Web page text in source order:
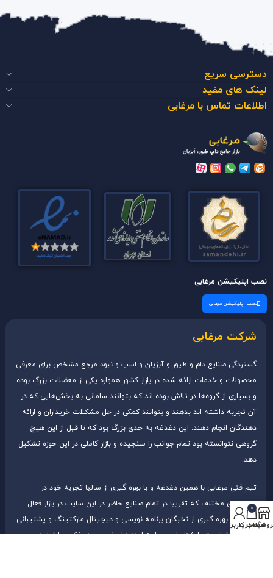
دسترسی سریع
لینک های مفید
اطلاعات تماس با مرغابی
نصب اپلیکیشن مرغابی
نصب اپلیکیشن مرغابی
شرکت مرغابی
گستردگی صنایع دام و طیور و آبزیان و اسب و نبود مرجع مشخص برای معرفی
محصولات و خدمات ارائه شده در بازار کشور همواره یکی از معضلات بزرگ بوده
و بسیاری از گروه‌ها در تلاش بوده اند که بتوانند سامانی به بخش‌هایی که در
آن تجربه داشته اند بدهند و بتوانند کمکی در حل مشکلات خریداران و ارائه
دهندگان انجام دهند. این دغدغه به حدی بزرگ بود که تا قبل از این هیچ
گروهی نتوانسته بود تمام جوانب را سنجیده و بازار کاملی در این حوزه تشکیل
دهد.
تیم فنی مرغابی با همین دغدغه و با بهره گیری از سالها تجربه خود در
بخش‌های مختلف که تقریبا در تمام صنایع حاضر در این سایت در بازار فعال
بوده و با بهره گیری از نخبگان برنامه نویسی و دیجیتال مارکتینگ و پشتیبانی
حرفه ای توانست با شناسایی و طرح ایده های نوین و همفکری با تولید
0
سبد خرید
حساب کاربری من